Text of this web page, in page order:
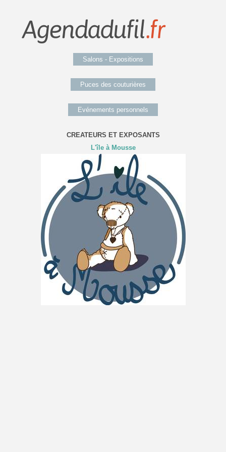
Salons - Expositions
Puces des couturières
Evénements personnels
CREATEURS ET EXPOSANTS
L'île à Mousse